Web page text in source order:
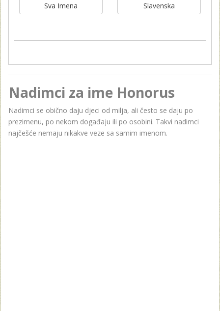
Sva Imena Slavenska
Nadimci za ime Honorus
Nadimci se obično daju djeci od milja, ali često se daju po
prezimenu, po nekom događaju ili po osobini. Takvi nadimci
najčešće nemaju nikakve veze sa samim imenom.